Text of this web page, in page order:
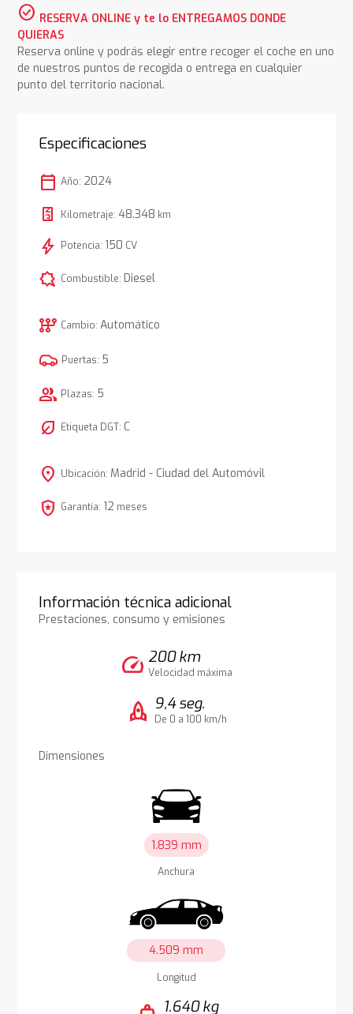
check_circle RESERVA ONLINE y te lo ENTREGAMOS DONDE
QUIERAS
Reserva online y podrás elegir entre recoger el coche en uno
de nuestros puntos de recogida o entrega en cualquier
punto del territorio nacional.
Especificaciones
calendar_today Año: 2024
Kilometraje: 48.348 km
bolt Potencia: 150 CV
comic_bubble Combustible: Diesel
auto_transmission Cambio: Automático
Puertas: 5
group Plazas: 5
nest_eco_leaf Etiqueta DGT: C
location_on Ubicación: Madrid - Ciudad del Automóvil
local_police Garantía: 12 meses
Información técnica adicional
Prestaciones, consumo y emisiones
speed 200 km
Velocidad máxima
rocket 9,4 seg.
De 0 a 100 km/h
Dimensiones
1.839 mm
Anchura
4.509 mm
Longitud
1.640 kg